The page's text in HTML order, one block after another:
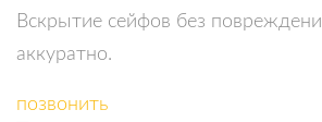
Вскрытие сейфов без
аккуратно.
позвонить